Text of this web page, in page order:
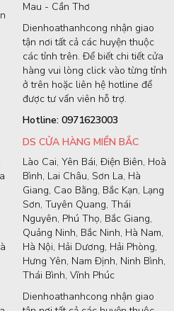
Mau - Cần Thơ
Dienhoathanhcong nhận giao
tận nơi tất cả các huyện thuộc
các tỉnh trên. Để biết chi tiết cửa
hàng vui lòng click vào từng tỉnh
ở trên hoặc liên hệ hotline để
được tư vấn viên hỗ trợ.
Hotline: 0971623003
DS CỬA HÀNG MIỀN BẮC
Lào Cai, Yên Bái, Điện Biên, Hoà
Bình, Lai Châu, Sơn La, Hà
Giang, Cao Bằng, Bắc Kạn, Lạng
Sơn, Tuyên Quang, Thái
Nguyên, Phú Thọ, Bắc Giang,
Quảng Ninh, Bắc Ninh, Hà Nam,
Hà Nội, Hải Dương, Hải Phòng,
Hưng Yên, Nam Định, Ninh Bình,
Thái Bình, Vĩnh Phúc
Dienhoathanhcong nhận giao